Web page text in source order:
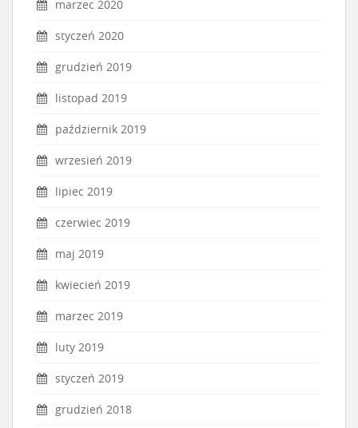
marzec 2020
styczeń 2020
grudzień 2019
listopad 2019
październik 2019
wrzesień 2019
lipiec 2019
czerwiec 2019
maj 2019
kwiecień 2019
marzec 2019
luty 2019
styczeń 2019
grudzień 2018